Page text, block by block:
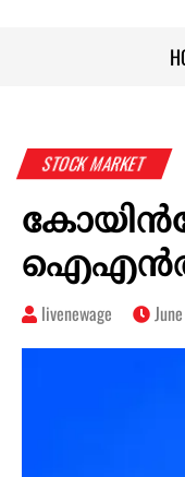
STOCK MARKET
livenewage